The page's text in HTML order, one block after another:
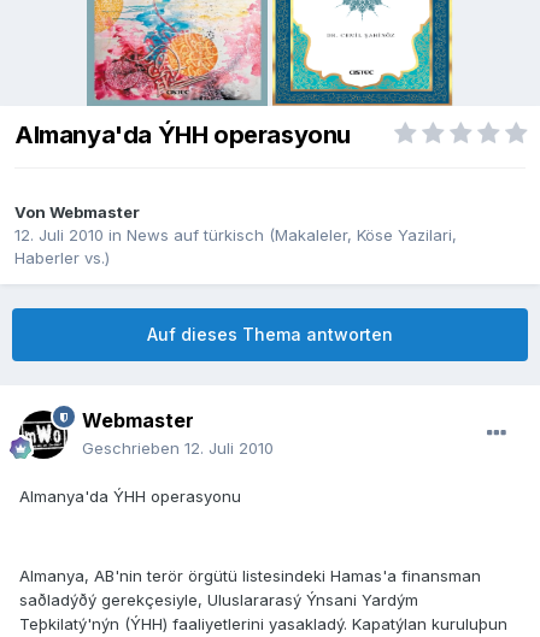
Almanya'da ÝHH operasyonu
Von Webmaster
12. Juli 2010 in News auf türkisch (Makaleler, Köse Yazilari,
Haberler vs.)
Auf dieses Thema antworten
Webmaster
Geschrieben 12. Juli 2010
Almanya'da ÝHH operasyonu
Almanya, AB'nin terör örgütü listesindeki Hamas'a finansman
saðladýðý gerekçesiyle, Uluslararasý Ýnsani Yardým
Teþkilatý'nýn (ÝHH) faaliyetlerini yasakladý. Kapatýlan kuruluþun